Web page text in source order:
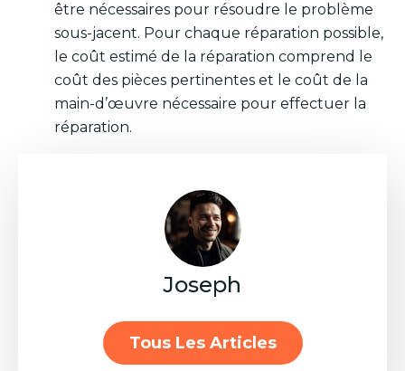
être nécessaires pour résoudre le problème
sous-jacent. Pour chaque réparation possible,
le coût estimé de la réparation comprend le
coût des pièces pertinentes et le coût de la
main-d’œuvre nécessaire pour effectuer la
réparation.
Joseph
Tous Les Articles